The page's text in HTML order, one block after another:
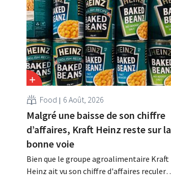
Food 6 Août, 2026
Malgré une baisse de son chiffre
d’affaires, Kraft Heinz reste sur la
bonne voie
Bien que le groupe agroalimentaire Kraft
Heinz ait vu son chiffre d'affaires reculer